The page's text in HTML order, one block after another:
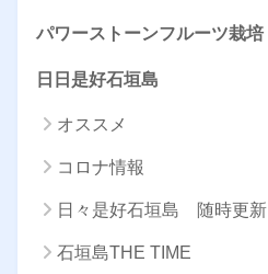
パワーストーンフルーツ栽培
日日是好石垣島
オススメ
コロナ情報
日々是好石垣島 随時更新
石垣島THE TIME